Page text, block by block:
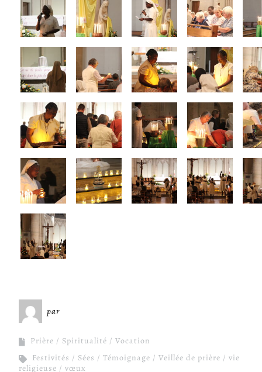
par
Prière Spiritualité
Vocation
Festivités
Sées Témoignage Veillée de prière
vie
religieuse
vœux